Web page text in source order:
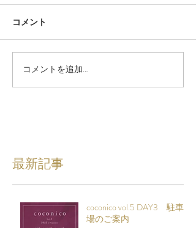
コメント
コメントを追加…
最新記事
coconico vol.5 DAY3 駐車
場のご案内